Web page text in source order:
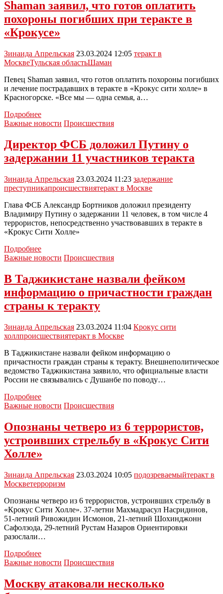
теракта
окажут
помощь
Shaman заявил, что готов оплатить
похороны погибших при теракте в
«Крокусе»
Зинаида Апрельская 23.03.2024 12:05 теракт в
МосквеТульская областьШаман
Певец Shaman заявил, что готов оплатить похороны погибших
и лечение пострадавших в теракте в «Крокус сити холле» в
Красногорске. «Все мы — одна семья, а…
ПодробнееShaman
заявил,
оплатить
похороны
при
теракте
в
«Крокусе»
Важные новости Происшествия
Директор ФСБ доложил Путину о
задержании 11 участников теракта
Зинаида Апрельская 23.03.2024 11:23 задержание
преступникапроисшествиятеракт в Москве
Глава ФСБ Александр Бортников доложил президенту
Владимиру Путину о задержании 11 человек, в том числе 4
террористов, непосредственно участвовавших в теракте в
«Крокус Сити Холле»
ПодробнееДиректор
ФСБ
о
задержании
участников
Важные новости Происшествия
В Таджикистане назвали фейком
информацию о причастности граждан
страны к теракту
Зинаида Апрельская 23.03.2024 11:04 Крокус сити
холлпроисшествиятеракт в Москве
В Таджикистане назвали фейком информацию о
причастности граждан страны к теракту. Внешнеполитическое
ведомство Таджикистана заявило, что официальные власти
России не связывались с Душанбе по поводу…
ПодробнееВ
Таджикистане
информацию
о
граждан
к
теракту
Важные новости Происшествия
Опознаны четверо из 6 террористов,
устроивших стрельбу в «Крокус Сити
Холле»
Зинаида Апрельская 23.03.2024 10:05 подозреваемыйтеракт в
Москветерроризм
Опознаны четверо из 6 террористов, устроивших стрельбу в
«Крокус Сити Холле». 37-летни Махмадрасул Насридинов,
51-летний Ривожидин Исмонов, 21-летний Шохинджонн
Сафолзода, 29-летний Рустам Назаров Ориентировки
разослали…
ПодробнееОпознаны
четверо
террористов,
Важные новости Происшествия
Москву атаковали несколько